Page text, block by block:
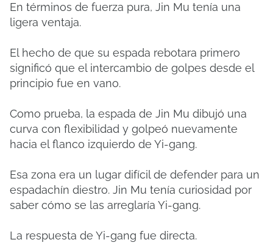
En términos de fuerza pura, Jin Mu tenía una
ligera ventaja.
El hecho de que su espada rebotara primero
significó que el intercambio de golpes desde el
principio fue en vano.
Como prueba, la espada de Jin Mu dibujó una
curva con flexibilidad y golpeó nuevamente
hacia el flanco izquierdo de Yi-gang.
Esa zona era un lugar difícil de defender para un
espadachín diestro. Jin Mu tenía curiosidad por
saber cómo se las arreglaría Yi-gang.
La respuesta de Yi-gang fue directa.